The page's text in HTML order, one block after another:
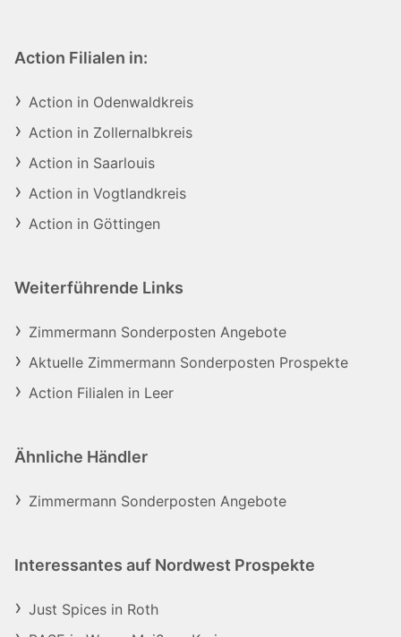
Action Filialen in:
Action in Odenwaldkreis
Action in Zollernalbkreis
Action in Saarlouis
Action in Vogtlandkreis
Action in Göttingen
Weiterführende Links
Zimmermann Sonderposten Angebote
Aktuelle Zimmermann Sonderposten Prospekte
Action Filialen in Leer
Ähnliche Händler
Zimmermann Sonderposten Angebote
Interessantes auf Nordwest Prospekte
Just Spices in Roth